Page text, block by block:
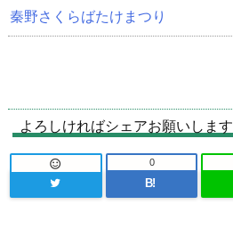
秦野さくらばたけまつり
よろしければシェアお願いします

B!
0